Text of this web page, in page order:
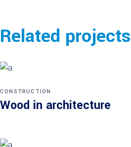
Related projects
CONSTRUCTION
Wood in architecture